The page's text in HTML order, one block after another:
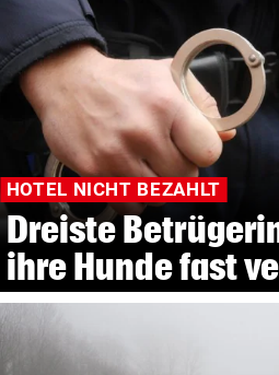
HOTEL NICHT BEZAHLT
Dreiste
ihre Hunde fast